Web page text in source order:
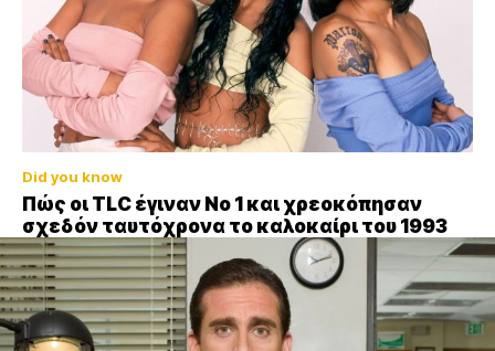
Did you know
Πώς οι TLC έγιναν Νο 1 και χρεοκόπησαν
σχεδόν ταυτόχρονα το καλοκαίρι του 1993